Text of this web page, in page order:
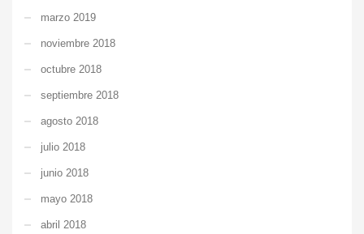
marzo 2019
noviembre 2018
octubre 2018
septiembre 2018
agosto 2018
julio 2018
junio 2018
mayo 2018
abril 2018